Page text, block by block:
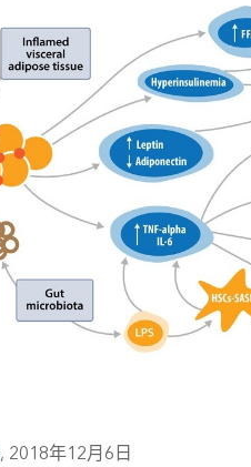
, 2018年12月6日